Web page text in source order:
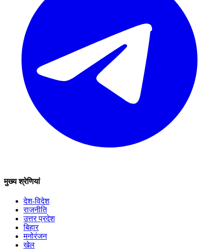
मुख्य श्रेणियां
देश-विदेश
राजनीति
उत्तर प्रदेश
बिहार
मनोरंजन
खेल